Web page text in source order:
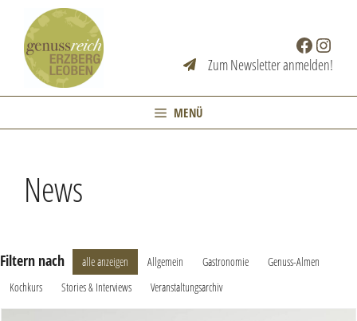
springen
Facebook
Zum Newsletter anmelden!
MENÜ
News
Filtern nach alle anzeigen Allgemein Gastronomie
Genuss-Almen
Kochkurs
Stories & Interviews Veranstaltungsarchiv